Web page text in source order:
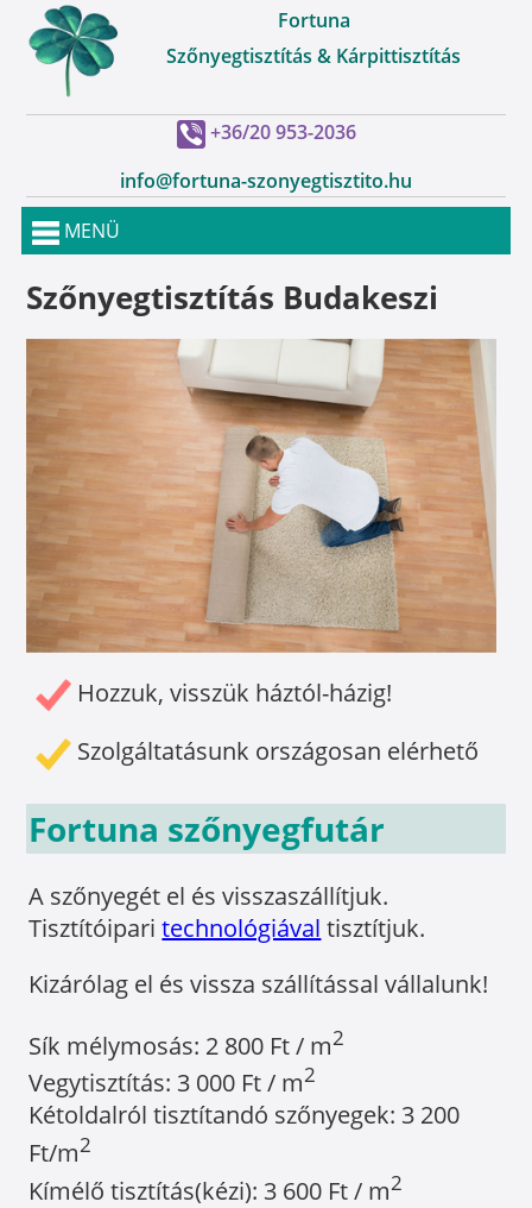
Fortuna
Szőnyegtisztítás & Kárpittisztítás
+36/20 953-2036
info@fortuna-szonyegtisztito.hu
MENÜ
Szőnyegtisztítás Budakeszi
Hozzuk, visszük háztól-házig!
Szolgáltatásunk országosan elérhető
Fortuna szőnyegfutár
A szőnyegét el és visszaszállítjuk.
Tisztítóiparitechnológiával tisztítjuk.
Kizárólag el és vissza szállítással vállalunk!
Sík mélymosás: 2 800 Ft / m2
Vegytisztítás: 3 000 Ft / m2
Kétoldalról tisztítandó szőnyegek: 3 200
Ft/m2
Kímélő tisztítás(kézi): 3 600 Ft / m2